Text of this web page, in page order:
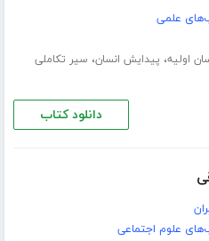
علمی
اولیه، پیدایش انسان، سیر تکاملی
دانلود کتاب
علوم اجتماعی